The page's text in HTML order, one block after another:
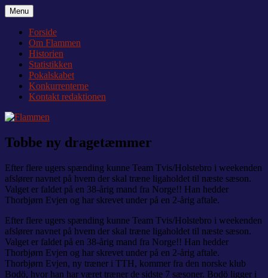
Videre
til
indhold
Flammen
Nyheder og debat om Team Tvis Holstebro
Menu
Forside
Om Flammen
Historien
Statistikken
Pokalskabet
Konkurrenterne
Kontakt redaktionen
Tobbe ny dragetæmmer
Efter flere ugers spænding kunne Team Tvis/Holstebro i weekenden
afslører navnet på hvem der skal træne ligaholdet til næste sæson.
Valget er faldet på en 38-årig mand fra Norge!! Han hedder
Thorbjørn Evjen og har skrevet under på en 2-årig aftale.
Efter flere ugers spænding kunne Team Tvis/Holstebro i weekenden
afslører navnet på hvem der skal træne ligaholdet til næste sæson.
Valget er faldet på en 38-årig mand fra Norge!! Han hedder
Thorbjørn Evjen og har skrevet under på en 2-årig aftale.
Thorbjørn Evjen, ny træner i TTH, kommer fra den norske klub
Bodö, hvor han har været træner de sidste 7 sæsoner. Bodö ligger i